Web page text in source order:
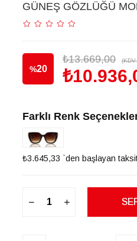
GÜNEŞ GÖZLÜĞÜ
%20
₺13.669,00 (KDV
Farklı Renk
₺3.645,33 `den başlayan